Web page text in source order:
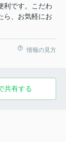
利です。こだわ
ら、お気軽にお
情報の見方
共有する